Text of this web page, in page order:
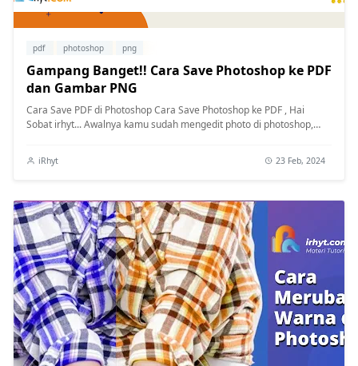
pdf photoshop png
Gampang Banget!! Cara Save Photoshop ke PDF
dan Gambar PNG
Cara Save PDF di Photoshop Cara Save Photoshop ke PDF , Hai
Sobat irhyt... Awalnya kamu sudah mengedit photo di photoshop,
iRhyt 23 Feb, 2024